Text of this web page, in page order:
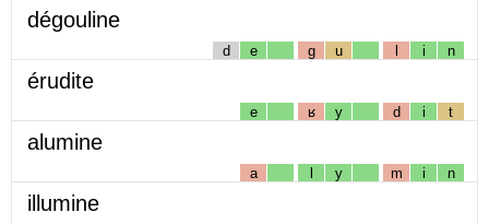
dégouline
d e g u l i n
érudite
e ʁ y d i t
alumine
a l y m i n
illumine